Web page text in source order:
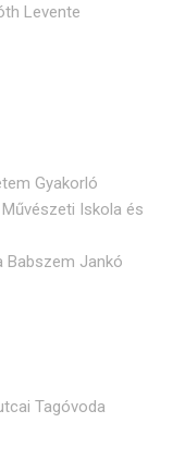
Levente
Gyakorló
Iskola és
Babszem Jankó
Tagóvoda